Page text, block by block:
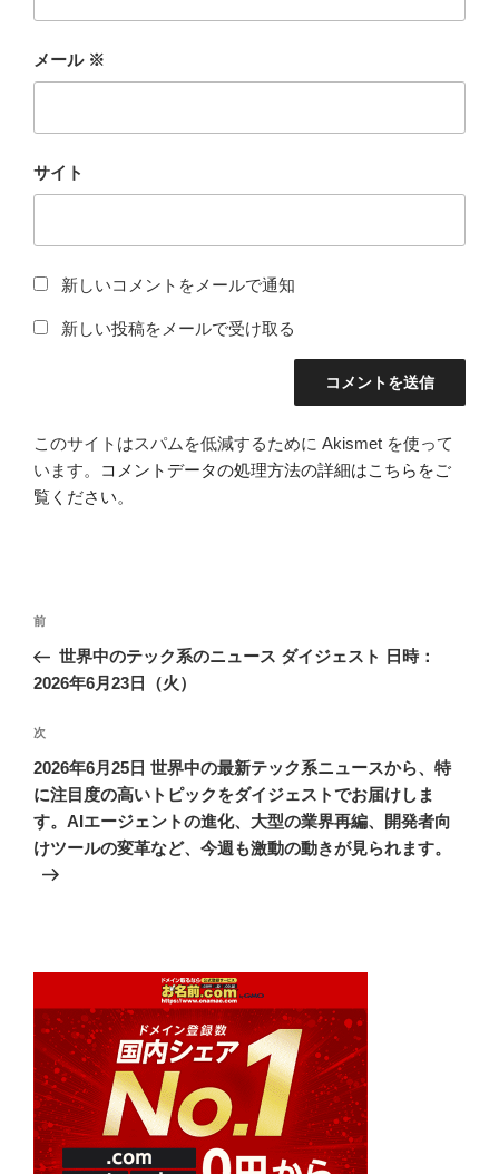
メール ※
サイト
新しいコメントをメールで通知
新しい投稿をメールで受け取る
このサイトはスパムを低減するために Akismet を使って
います。
コメントデータの処理方法の詳細はこちらをご
覧ください。
投
ナ
ゲ
ー
シ
ョ
ン
前
の
投
前
世界中のテック系のニュース ダイジェスト 日時：
2026年6月23日（火）
次
の
投
稿
次
2026年6月25日 世界中の最新テック系ニュースから、特
に注目度の高いトピックをダイジェストでお届けしま
す。AIエージェントの進化、大型の業界再編、開発者向
けツールの変革など、今週も激動の動きが見られます。